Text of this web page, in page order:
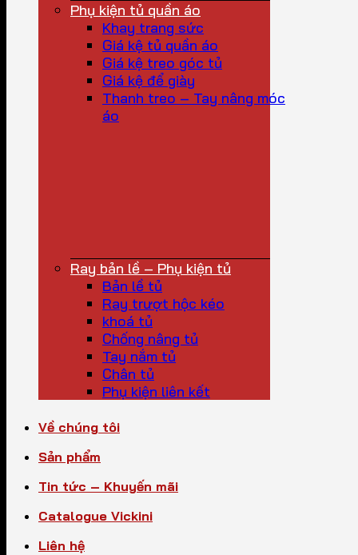
Phụ kiện tủ quần áo
Khay trang sức
Giá kệ tủ quần áo
Giá kệ treo góc tủ
Giá kệ để giày
Thanh treo – Tay nâng móc
áo
Ray bản lề – Phụ kiện tủ
Bản lề tủ
Ray trượt hộc kéo
khoá tủ
Chống nâng tủ
Tay nắm tủ
Chân tủ
Phụ kiện liên kết
Về chúng tôi
Sản phẩm
Tin tức – Khuyến mãi
Catalogue Vickini
Liên hệ